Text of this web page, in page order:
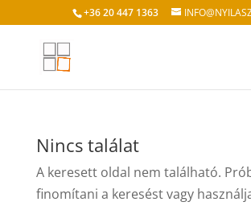
+36 20 447 1363
Nincs találat
A keresett oldal nem található.
finomítani a keresést vagy